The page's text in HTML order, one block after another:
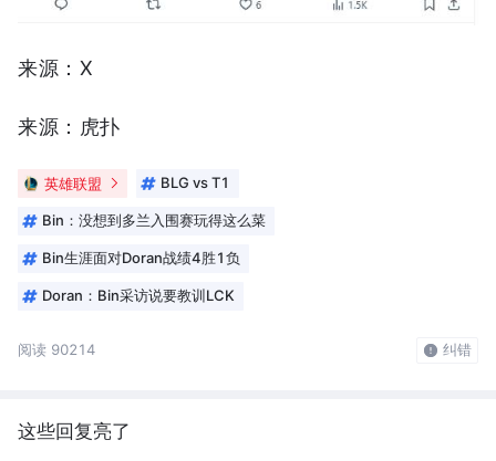
来源：X
来源：虎扑
英雄联盟 BLG vs T1
Bin：没想到多兰入围赛玩得这么菜
Bin生涯面对Doran战绩4胜1负
Doran：Bin采访说要教训LCK
阅读 90214 纠错
这些回复亮了